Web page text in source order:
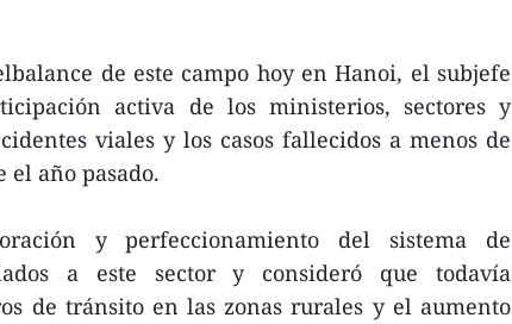
de este campo hoy en Hanoi, el subjefe
activa de los ministerios, sectores y
viales y los casos fallecidos a menos de
año pasado.
y perfeccionamiento del sistema de
a este sector y consideró que todavía
de tránsito en las zonas rurales y el aumento